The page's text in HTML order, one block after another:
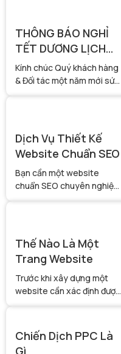
THÔNG BÁO NGHỈ
TẾT DƯƠNG LỊCH
2026
Kính chúc Quý khách hàng
& Đối tác một năm mới sức
tưởng và đồng hành cùng
3Pig Digital!
Dịch Vụ Thiết Kế
Website Chuẩn SEO
Bạn cần một website
chuẩn SEO chuyên nghiệp,
chuyên thiết kế website
chuẩn SEO, giao diện đẹp,
tối ưu tốc độ, chuẩn hóa
cấu trúc website giúp
doanh nghiệp tăng thứ
Thế Nào Là Một
Trang Website
Trước khi xây dựng một
website cần xác định được
hoạt động, mục đích, lĩnh
vực hướng tới để có một
Chiến Dịch PPC Là
Gì